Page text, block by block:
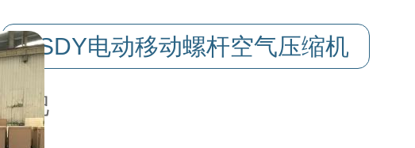
KSDY电动移动螺杆空气压缩机
合肥